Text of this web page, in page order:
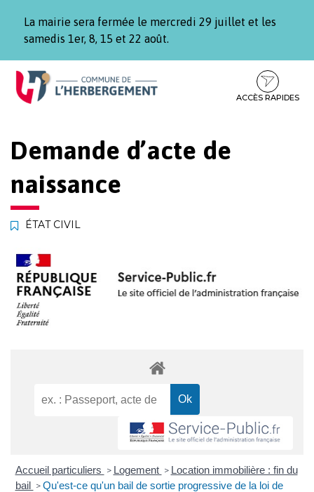
La mairie sera fermée le mercredi 29 juillet et les
samedis 1er, 8, 15 et 22 août.
Aller
Aller
contenu
Aller
pied
ACCÈS RAPIDES
Demande d’acte de
naissance
ÉTAT CIVIL
Accueil particuliers > Logement > Location immobilière : fin du
bail > Qu'est-ce qu'un bail de sortie progressive de la loi de